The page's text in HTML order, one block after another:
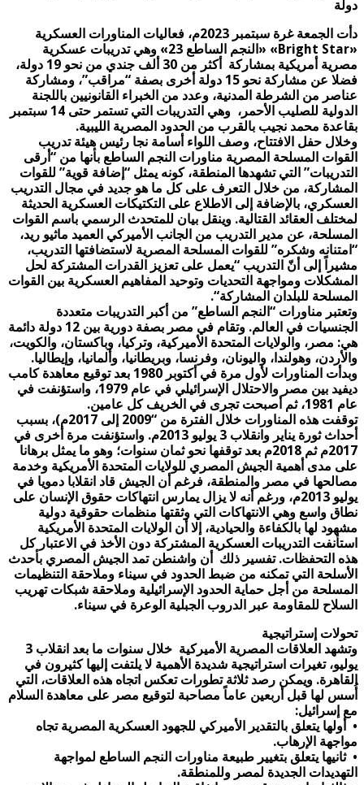
دولة
دأت الجمعة غرة سبتمبر 2023م، فعاليات المناورات العسكرية
«Bright Star» «
النجم الساطع 23» وهي تدريبات عسكرية
مصرية أمريكية بمشاركة أكثر من 30 ألف جندي من نحو 19 دولة،
فضلا عن مشاركة نحو 15 دولة أخرى بصفة “مراقب”، ومشاركة
عناصر من الشرطة المدنية، وعدد من الخبراء القانونيين باللجنة
الدولية للصليب الأحمر، وهي التدريبات التي تستمر حتى 14 سبتمبر
بقاعدة محمد نجيب بالقرب من الحدود المصرية الليبية.
وخلال حفل الافتتاح، وصف اللواء أسامة نجا رئيس هيئة تدريب
القوات المسلحة المصرية مناورات النجم الساطع بأنها من “أرقى
التدريبات” التي تشهدها المنطقة، كونه يمثل “إضافة قوية” للقوات
المشاركة، من خلال التعرف على كل ما هو جديد في مجال التدريب
العسكري، بالإضافة إلى الاطلاع على التكتيكات العسكرية الحديثة
لمختلف العقائد القتالية. وينقل بيان للمتحدث الرسمي باسم القوات
المسلحة، عن مدير التدريب من الجانب الأميركي العميد ماثيو ريد،
“امتنانه وشكره” للقوات المسلحة المصرية لاستضافتها التدريب،
مشيراً إلى أنّ التدريب “يعمل على تعزيز القدرات المشتركة لحل
المشكلات ومواجهة التحديات وتوحيد المفاهيم العسكرية بين القوات
المسلحة للبلدان المشاركة“.
وتعتبر مناورات “النجم الساطع” من أكبر التدريبات متعددة
الجنسيات في العالم. وتقام في مصر بصفة دورية بين 12 دولة دائمة
هي: مصر، والولايات المتحدة الأميركية، وتركيا، وباكستان، والكويت،
والأردن، وهولندا، واليونان، وفرنسا، وبريطانيا، وألمانيا، وإيطاليا.
وبدأت المناورات لأول مرة في أكتوبر 1980 بعد توقيع معاهدة كامب
ديفيد بين مصر والاحتلال الإسرائيلي في عام 1979، واستؤنفت في
عام 1981، ثم أصبحت تجرى في الخريف كل عامين
.
توقفت هذه المناورات خلال الفترة من “2009 إلى 2017م)، بسبب
أحداث ثورة يناير وانقلاب 3 يوليو 2013م. واستؤنفت مرة أخرى في
2017م ثم 2018م بعد توقفها نحو ثمان سنوات؛ وهو ما يمثل برهانا
على مدى أهمية الجيش المصري للولايات المتحدة الأمريكية وخدمة
مصالحها في مصر والمنطقة، فرغم أن الجيش قاد انقلابا دمويا في
يوليو 2013م، ورغم أنه لا يزال يمارس انتهاكات حقوق الإنسان على
نطاق واسع وهي الانتهاكات التي وثقتها منظمات حقوقية دولية
مشهود لها بالكفاءة والحيادية، إلا أن الولايات المتحدة الأمريكية
استأنفت التدريبات العسكرية المشتركة دون الأخذ في الاعتبار كل
هذه التحفظات. تفسير ذلك أن واشنطن تمد الجيش المصري بأحدث
الأسلحة التي تمكنه من ضبط الحدود في سيناء وملاحقة التنظيمات
المسلحة من أجل حماية الحدود الإسرائيلية وملاحقة شبكات تهريب
السلاح للمقاومة عبر الدروب الجبلية الوعرة في سيناء.
تحولات إستراتيجية
وتشهد العلاقات المصرية الأميركية خلال سنوات ما بعد انقلاب 3
يوليو، تغيرات استراتيجية شديدة الأهمية لا يلتفت إليها كثيرون في
القاهرة. ويمكن رصد ثلاثة تطورات تعكس اتجاه هذه العلاقات، التي
أُسس لها قبل أربعين عاماً مصاحبة لتوقيع مصر على معاهدة السلام
مع إسرائيل:
• أولها يتعلق بالتقدير الأميركي للجهود العسكرية المصرية تجاه
مواجهة الإرهاب.
•ثانيها يتعلق بتغيير طبيعة مناورات النجم الساطع لمواجهة
التهديدات الجديدة لمصر وللمنطقة.